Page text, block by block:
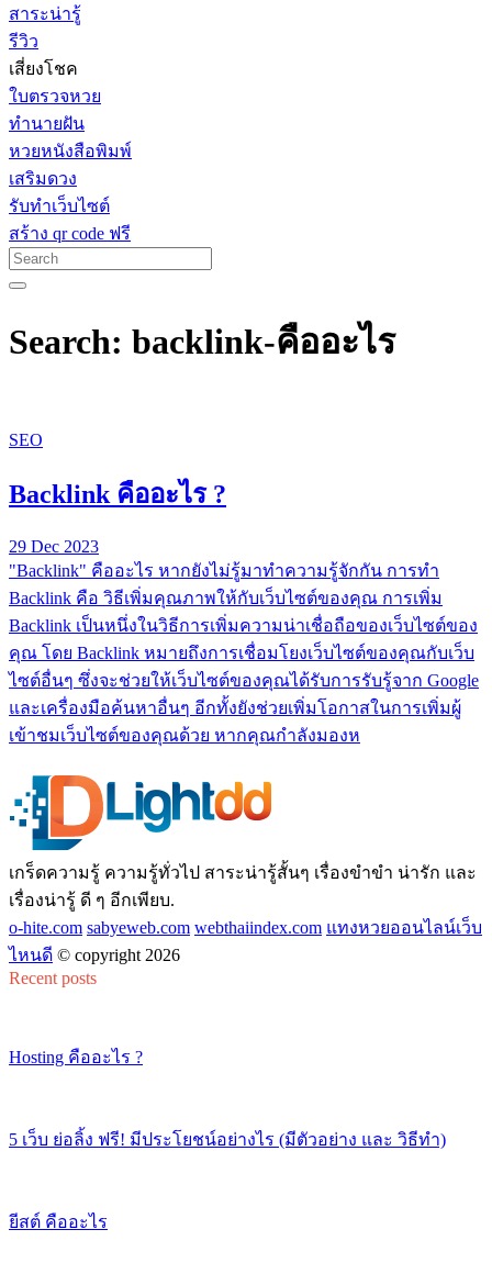
สาระน่ารู้
รีวิว
เสี่ยงโชค
ใบตรวจหวย
ทำนายฝัน
หวยหนังสือพิมพ์
เสริมดวง
รับทำเว็บไซต์
สร้าง qr code ฟรี
Search: backlink-คืออะไร
SEO
Backlink คืออะไร ?
29 Dec 2023
"Backlink" คืออะไร หากยังไม่รู้มาทำความรู้จักกัน การทำ
Backlink คือ วิธีเพิ่มคุณภาพให้กับเว็บไซต์ของคุณ การเพิ่ม
Backlink เป็นหนึ่งในวิธีการเพิ่มความน่าเชื่อถือของเว็บไซต์ของ
คุณ โดย Backlink หมายถึงการเชื่อมโยงเว็บไซต์ของคุณกับเว็บ
ไซต์อื่นๆ ซึ่งจะช่วยให้เว็บไซต์ของคุณได้รับการรับรู้จาก Google
และเครื่องมือค้นหาอื่นๆ อีกทั้งยังช่วยเพิ่มโอกาสในการเพิ่มผู้
เข้าชมเว็บไซต์ของคุณด้วย หากคุณกำลังมองห
เกร็ดความรู้ ความรู้ทั่วไป สาระน่ารู้สั้นๆ เรื่องขำขำ น่ารัก และ
เรื่องน่ารู้ ดี ๆ อีกเพียบ.
o-hite.com sabyeweb.com webthaiindex.com แทงหวยออนไลน์เว็บ
ไหนดี © copyright 2026
Recent posts
Hosting คืออะไร ?
5 เว็บ ย่อลิ้ง ฟรี! มีประโยชน์อย่างไร (มีตัวอย่าง และ วิธีทำ)
ยีสต์ คืออะไร